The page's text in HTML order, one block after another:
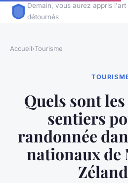
Demain, vous aurez appris
détournés
Accueil›Tourisme
Quels sont
sentiers
randonnée
nationaux de